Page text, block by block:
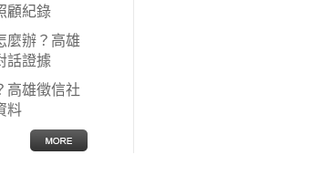
顧紀錄
麼辦？高雄
話證據
高雄徵信社
料